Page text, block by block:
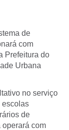
de
com
Prefeitura do
Urbana
no serviço
escolas
de
operará com